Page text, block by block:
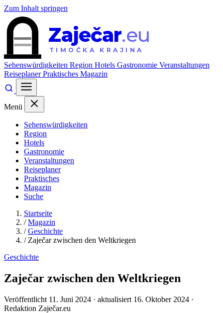
Zum Inhalt springen
Zaječar.eu
TIMOČKA KRAJINA
Sehenswürdigkeiten Region Hotels Gastronomie Veranstaltungen
ReiseplanerPraktisches Magazin
Menü
Sehenswürdigkeiten
Region
Hotels
Gastronomie
Veranstaltungen
Reiseplaner
Praktisches
Magazin
Suche
Startseite
/ Magazin
/ Geschichte
/ Zaječar zwischen den Weltkriegen
Geschichte
Zaječar zwischen den Weltkriegen
Veröffentlicht 11. Juni 2024 · aktualisiert 16. Oktober 2024 ·
Redaktion Zaječar.eu